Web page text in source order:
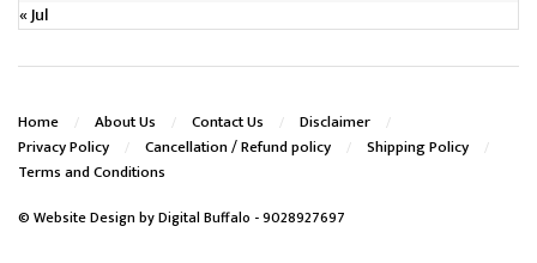
« Jul
Home About Us Contact Us
Disclaimer
Privacy Policy
Cancellation / Refund policy
Shipping Policy
Terms and Conditions
© Website Design byDigital Buffalo - 9028927697